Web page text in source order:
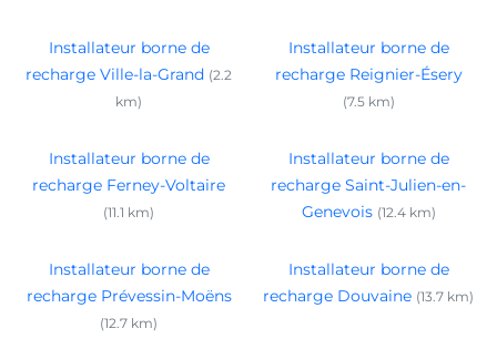
Installateur borne de
recharge Ville-la-Grand (2.2
km)
Installateur borne de
recharge Reignier-Ésery
(7.5 km)
Installateur borne de
recharge Ferney-Voltaire
(11.1 km)
Installateur borne de
recharge Saint-Julien-en-
Genevois (12.4 km)
Installateur borne de
recharge Prévessin-Moëns
(12.7 km)
Installateur borne de
recharge Douvaine (13.7 km)